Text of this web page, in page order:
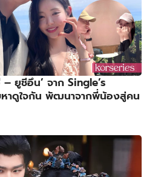
ยูชีอึน’ จาก Single’s
าดูใจกัน พัฒนาจากพี่น้องสู่คน